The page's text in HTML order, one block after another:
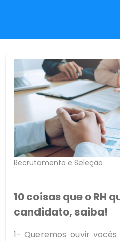
Recrutamento e Seleção
10 coisas que o RH
candidato, saiba!
1- Queremos ouvir